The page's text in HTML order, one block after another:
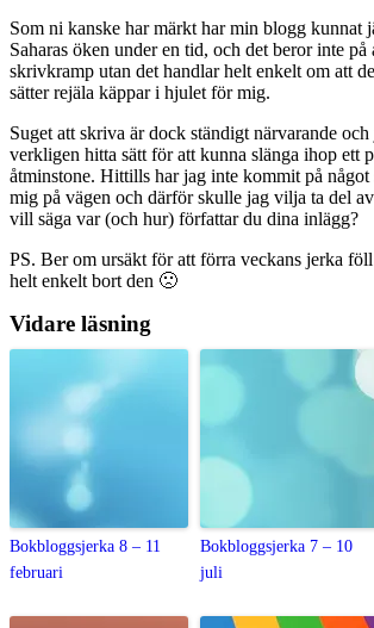
Som ni kanske har märkt har min blogg kunnat
Saharas öken under en tid, och det beror inte
skrivkramp utan det handlar helt enkelt om att
sätter rejäla käppar i hjulet för mig.
Suget att skriva är dock ständigt närvarande
verkligen hitta sätt för att kunna slänga ihop ett
åtminstone. Hittills har jag inte kommit på något
mig på vägen och därför skulle jag vilja ta del
vill säga var (och hur) författar du dina inlägg?
PS. Ber om ursäkt för att förra veckans jerka
helt enkelt bort den 🙁
Vidare läsning
Bokbloggsjerka 8 – 11
februari
Bokbloggsjerka 7 – 10
juli